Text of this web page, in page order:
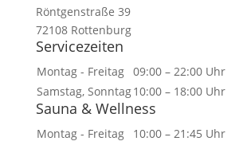
Röntgenstraße 39
72108 Rottenburg
Servicezeiten
Montag - Freitag 09:00 – 22:00 Uhr
Samstag, Sonntag10:00 – 18:00 Uhr
Sauna & Wellness
Montag - Freitag
10:00 – 21:45 Uhr